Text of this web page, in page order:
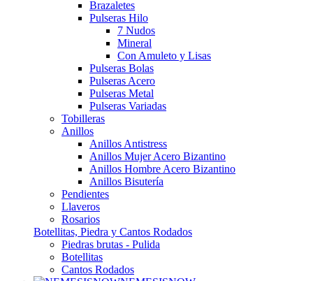
Brazaletes
Pulseras Hilo
7 Nudos
Mineral
Con Amuleto y Lisas
Pulseras Bolas
Pulseras Acero
Pulseras Metal
Pulseras Variadas
Tobilleras
Anillos
Anillos Antistress
Anillos Mujer Acero Bizantino
Anillos Hombre Acero Bizantino
Anillos Bisutería
Pendientes
Llaveros
Rosarios
Botellitas, Piedra y Cantos Rodados
Piedras brutas - Pulida
Botellitas
Cantos Rodados